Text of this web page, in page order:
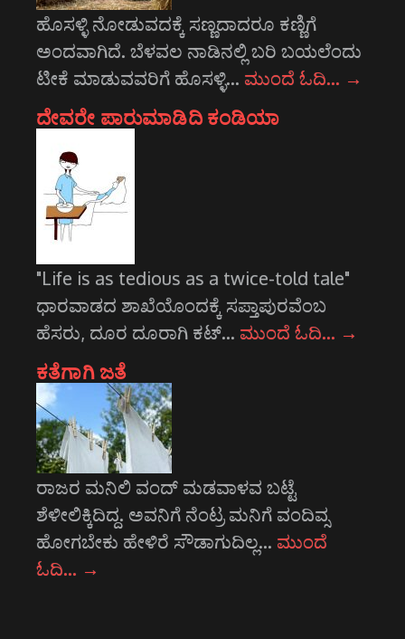
ಹೊಸಳ್ಳಿ ನೋಡುವದಕ್ಕೆ ಸಣ್ಣದಾದರೂ ಕಣ್ಣಿಗೆ
ಅಂದವಾಗಿದೆ. ಬೆಳವಲ ನಾಡಿನಲ್ಲಿ ಬರಿ ಬಯಲೆಂದು
ಟೀಕೆ ಮಾಡುವವರಿಗೆ ಹೊಸಳ್ಳಿ… ಮುಂದೆ ಓದಿ… →
ದೇವರೇ ಪಾರುಮಾಡಿದಿ ಕಂಡಿಯಾ
"Life is as tedious as a twice-told tale"
ಧಾರವಾಡದ ಶಾಖೆಯೊಂದಕ್ಕೆ ಸಪ್ತಾಪುರವೆಂಬ
ಹೆಸರು, ದೂರ ದೂರಾಗಿ ಕಟ್… ಮುಂದೆ ಓದಿ… →
ಕತೆಗಾಗಿ ಜತೆ
ರಾಜರ ಮನಿಲಿ ವಂದ್ ಮಡವಾಳವ ಬಟ್ಟೆ
ಶೆಳೀಲಿಕ್ಕಿದಿದ್ದ. ಅವನಿಗೆ ನೆಂಟ್ರ ಮನಿಗೆ ವಂದಿವ್ಸ
ಹೋಗಬೇಕು ಹೇಳಿರೆ ಸೌಡಾಗುದಿಲ್ಲ… ಮುಂದೆ
ಓದಿ… →